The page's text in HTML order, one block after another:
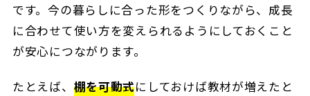
です。今の暮らしに合った形をつくりながら、成長
に合わせて使い方を変えられるようにしておくこと
が安心につながります。
たとえば、 棚を可動式にしておけば教材が増えたと